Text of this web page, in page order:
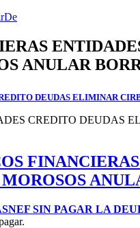
ANULAR
DEUDAS ELIMINAR
SIN PAGAR LA